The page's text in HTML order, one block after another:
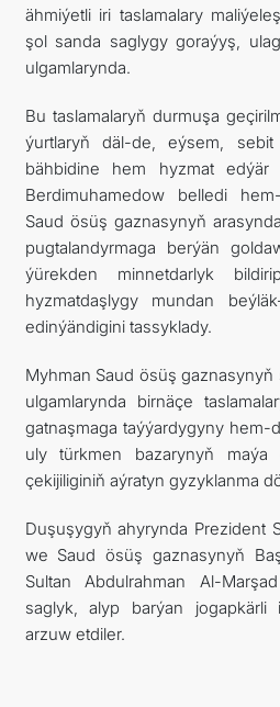
ähmiýetli iri taslamalary
şol sanda saglygy goraýyş,
ulgamlarynda.
Bu taslamalaryň durmuşa
ýurtlaryň däl-de, eýsem, sebit
bähbidine hem hyzmat edýär
Berdimuhamedow belledi
Saud ösüş gaznasynyň
pugtalandyrmaga berýän
ýürekden minnetdarlyk
hyzmatdaşlygy mundan
edinýändigini tassyklady.
Myhman Saud ösüş
ulgamlarynda birnäçe
gatnaşmaga taýýardygyny
uly türkmen bazarynyň maýa
çekijiliginiň aýratyn gyzyklanma
Duşuşygyň ahyrynda Prezident
we Saud ösüş gaznasynyň
Sultan Abdulrahman Al-
saglyk, alyp barýan jogapkärli
arzuw etdiler.